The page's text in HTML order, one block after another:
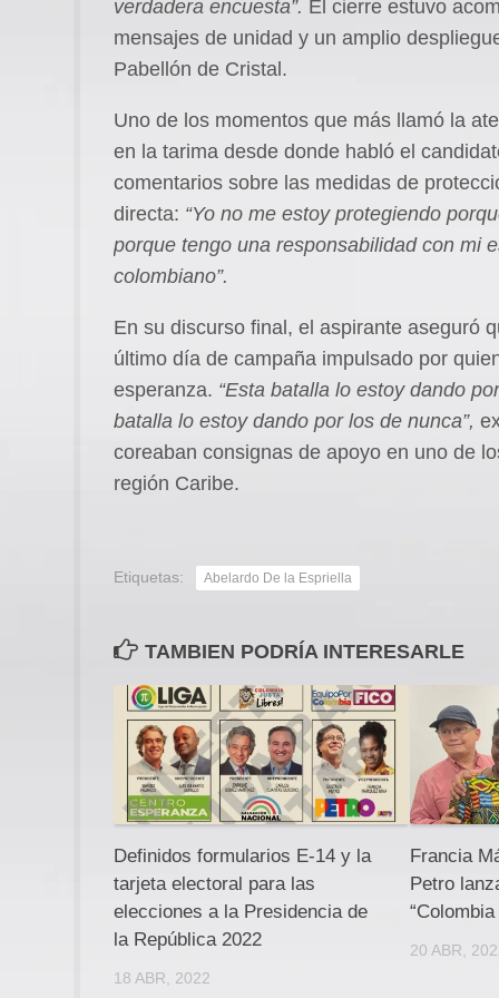
verdadera encuesta”. El cierre estuvo
mensajes de unidad y un amplio
Pabellón de Cristal.
Uno de los momentos que más llamó la
en la tarima desde donde habló el
comentarios sobre las medidas de
directa: “Yo no me estoy protegiendo
porque tengo una responsabilidad con mi
colombiano”.
En su discurso final, el aspirante aseguró
último día de campaña impulsado por
esperanza. “Esta batalla lo estoy dando
batalla lo estoy dando por los de nunca”,
coreaban consignas de apoyo en uno de
región Caribe.
Etiquetas: Abelardo De la Espriella
TAMBIEN PODRÍA INTERESARLE
Definidos formularios E-14 y la
tarjeta electoral para las
elecciones a la Presidencia de
la República 2022
18 ABR, 2022
Francia
Petro
20 ABR,